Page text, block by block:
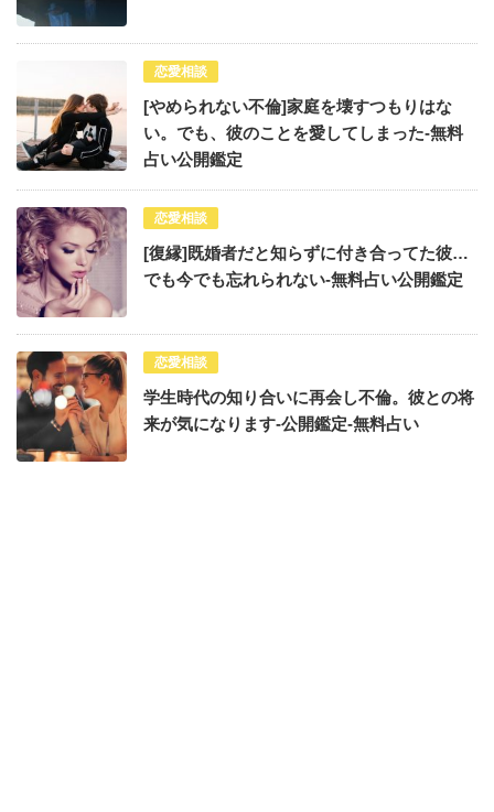
恋愛相談
[やめられない不倫]家庭を壊すつもりはな
い。でも、彼のことを愛してしまった-無料
占い公開鑑定
恋愛相談
[復縁]既婚者だと知らずに付き合ってた彼…
でも今でも忘れられない-無料占い公開鑑定
恋愛相談
学生時代の知り合いに再会し不倫。彼との将
来が気になります-公開鑑定-無料占い